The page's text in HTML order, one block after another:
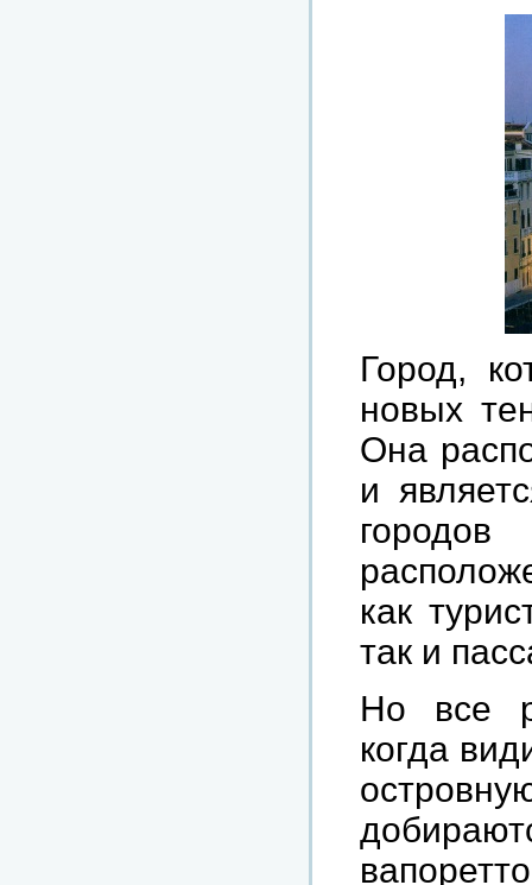
Город,
новых
Она
и
как
так и
Но все
когда